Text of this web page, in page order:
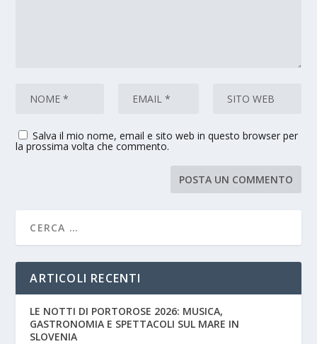
Salva il mio nome, email e sito web in questo browser per
la prossima volta che commento.
ARTICOLI RECENTI
LE NOTTI DI PORTOROSE 2026: MUSICA,
GASTRONOMIA E SPETTACOLI SUL MARE IN
SLOVENIA